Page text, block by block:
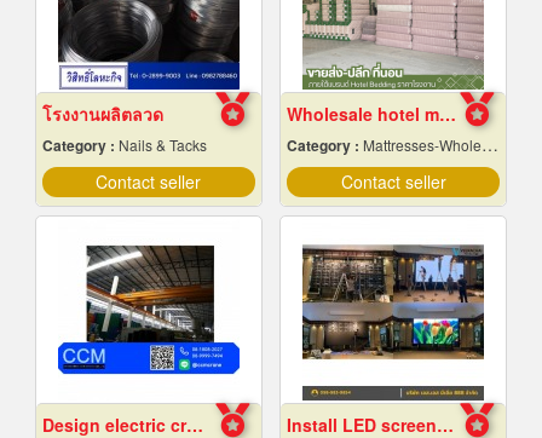
โรงงานผลิตลวด
Category : Nails & Tacks
Contact seller
Wholesale hotel mattresses
Category : Mattresses-Wholesale & Manufacturers
Contact seller
Design electric crane Install LED screens in hotel banquet halls